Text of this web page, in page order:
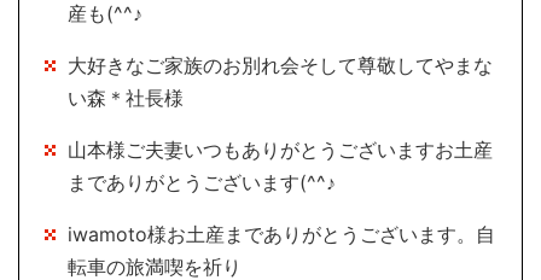
産も(^^♪
大好きなご家族のお別れ会そして尊敬してやまな
い森＊社長様
山本様ご夫妻いつもありがとうございますお土産
までありがとうございます(^^♪
iwamoto様お土産までありがとうございます。自
転車の旅満喫を祈り